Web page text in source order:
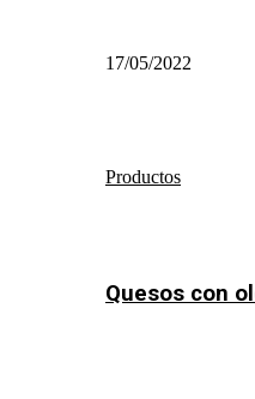
17/05/2022
Productos
Quesos con